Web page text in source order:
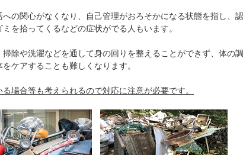
の関心がなくなり、自己管理がおろそかになる状態を指し、認
を拾ってくるなどの症状がでる人もいます。
除や洗濯などを通して身の回りを整えることができず、体の調
ケアすることも難しくなります。
場合等も考えられるので対応に注意が必要です。